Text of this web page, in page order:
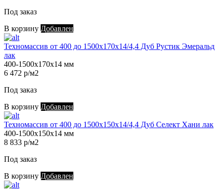
Под заказ
В корзину Добавлен
Техномассив от 400 до 1500х170х14/4,4 Дуб Рустик Эмеральд
лак
400-1500х170х14 мм
6 472 р/м2
Под заказ
В корзину Добавлен
Техномассив от 400 до 1500х150х14/4,4 Дуб Селект Хани лак
400-1500х150х14 мм
8 833 р/м2
Под заказ
В корзину Добавлен